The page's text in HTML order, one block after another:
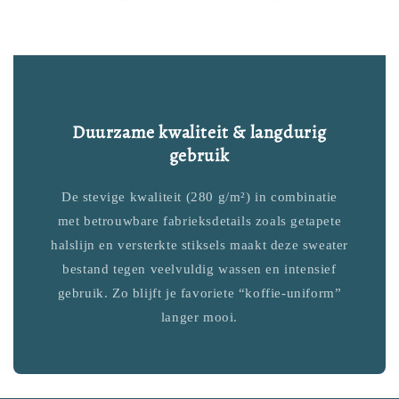
Duurzame kwaliteit & langdurig
gebruik
De stevige kwaliteit (280 g/m²) in combinatie
met betrouwbare fabrieksdetails zoals getapete
halslijn en versterkte stiksels maakt deze sweater
bestand tegen veelvuldig wassen en intensief
gebruik. Zo blijft je favoriete “koffie-uniform”
langer mooi.